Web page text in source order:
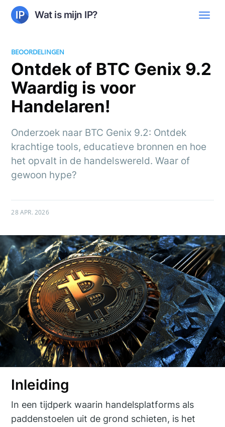
Wat is mijn IP?
BEOORDELINGEN
Ontdek of BTC Genix 9.2
Waardig is voor
Handelaren!
Onderzoek naar BTC Genix 9.2: Ontdek
krachtige tools, educatieve bronnen en hoe
het opvalt in de handelswereld. Waar of
gewoon hype?
28 APR. 2026
Inleiding
In een tijdperk waarin handelsplatforms als
paddenstoelen uit de grond schieten, is het